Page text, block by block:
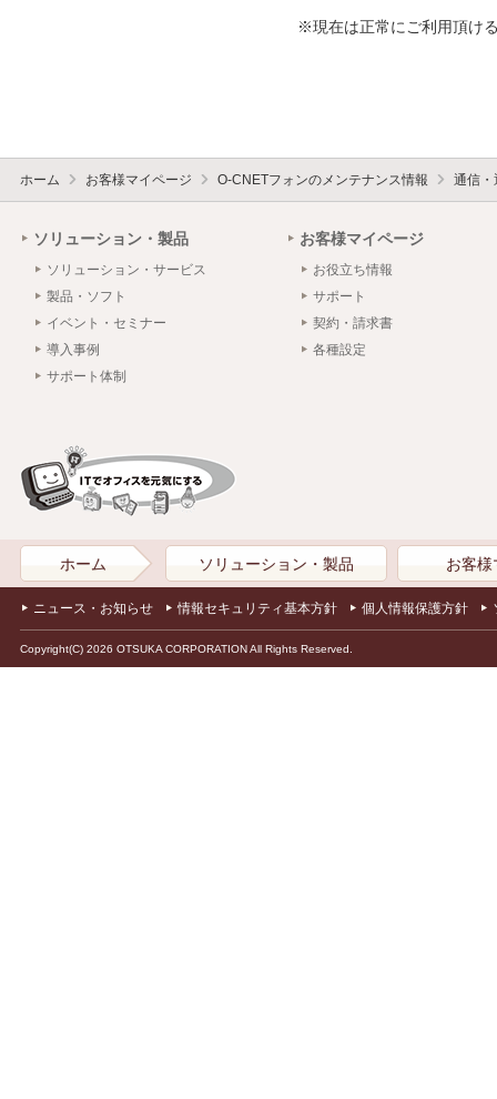
※現在は正常にご利用頂け
ホーム お客様マイページ O-CNETフォンのメンテナンス情報 通信・
ソリューション・製品
ソリューション・サービス
製品・ソフト
イベント・セミナー
導入事例
サポート体制
お客様マイページ
お役立ち情報
サポート
契約・請求書
各種設定
ホーム ソリューション・製品 お客様
ニュース・お知らせ 情報セキュリティ基本方針 個人情報保護方針
Copyright(C) 2026 OTSUKA CORPORATION All Rights Reserved.